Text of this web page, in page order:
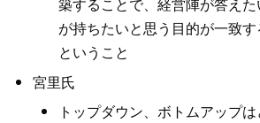
築することで、経営陣が答え
が持ちたいと思う目的が一致
ということ
宮里氏
トップダウン、ボトムアップ